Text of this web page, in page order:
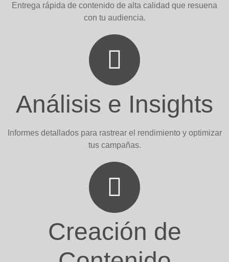
Entrega rápida de contenido de alta calidad que resuena
con tu audiencia.
Análisis e Insights
Informes detallados para rastrear el rendimiento y optimizar
tus campañas.
Creación de